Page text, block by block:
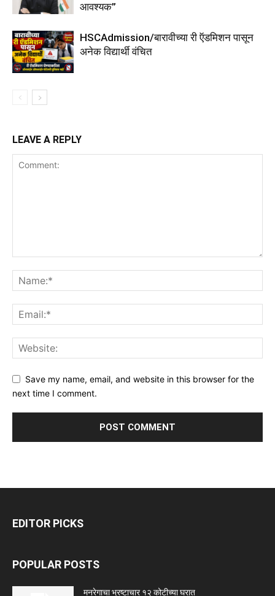
आवश्यक”
HSCAdmission/बारावीच्या री ऍडमिशन पासून
अनेक विद्यार्थी वंचित
LEAVE A REPLY
Save my name, email, and website in this browser for the
next time I comment.
EDITOR PICKS
POPULAR POSTS
मनरेगाचा भ्रष्टाचार १२ कोटीच्या घरात